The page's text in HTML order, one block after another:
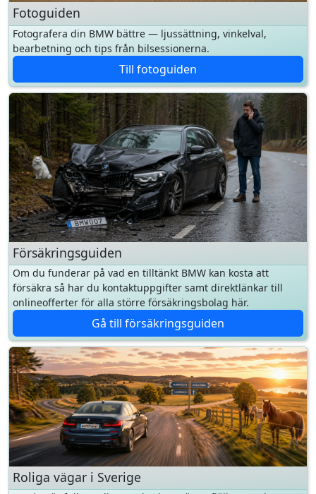
Försäkringsguiden
Om du funderar på vad en tilltänkt BMW kan kosta att
försäkra så har du kontaktuppgifter samt direktlänkar till
onlineofferter för alla större försäkringsbolag här.
Gå till försäkringsguiden
Roliga vägar i Sverige
Sverige är fullt av slingrande skogsvägar, fjällpass och
kustslingor som är gjorda för att köras med glädje.
VägvalsKartan samlar 116 tips från AutoPowers läsare —
hitta vägarna nära dig och öppna direkt i Google Maps.